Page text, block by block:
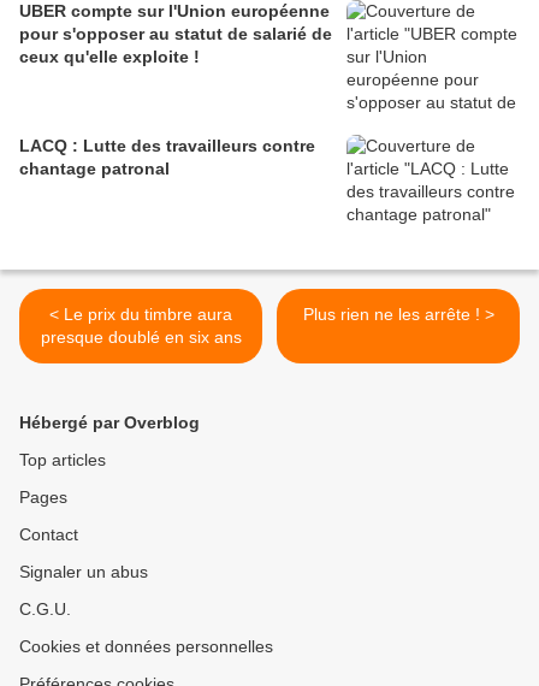
UBER compte sur l'Union européenne
pour s'opposer au statut de salarié de
ceux qu'elle exploite !
LACQ : Lutte des travailleurs contre
chantage patronal
< Le prix du timbre aura
presque doublé en six ans
Plus rien ne les arrête ! >
Hébergé par Overblog
Top articles
Pages
Contact
Signaler un abus
C.G.U.
Cookies et données personnelles